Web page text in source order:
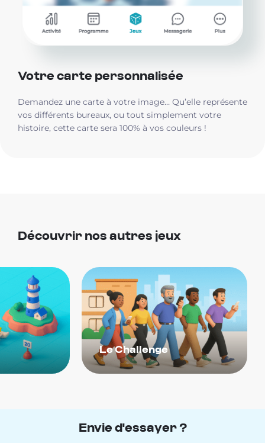
Votre carte personnalisée
Demandez une carte à votre image… Qu’elle représente
vos différents bureaux, ou tout simplement votre
histoire, cette carte sera 100% à vos couleurs !
Découvrir nos autres jeux
La Course
Envie d'essayer ?